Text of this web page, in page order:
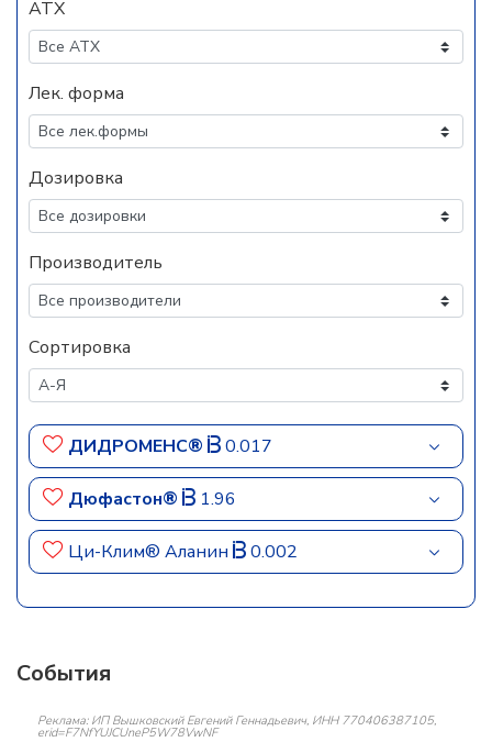
АТХ
Лек. форма
Дозировка
Производитель
Сортировка
ДИДРОМЕНС® 0.017
Дюфастон® 1.96
Ци-Клим® Аланин 0.002
События
Реклама: ИП Вышковский Евгений Геннадьевич, ИНН 770406387105,
erid=F7NfYUJCUneP5W78VwNF